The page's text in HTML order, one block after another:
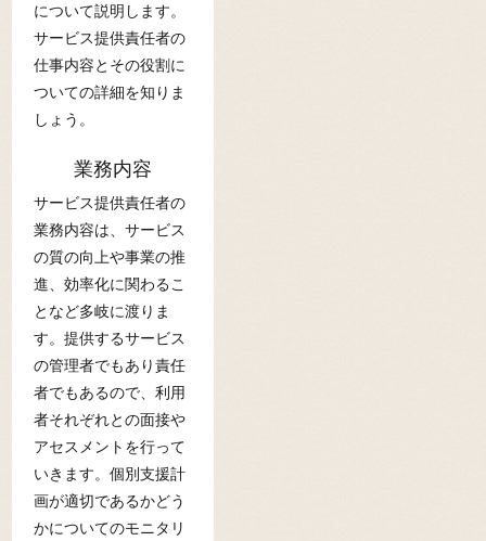
について説明します。
サービス提供責任者の
仕事内容とその役割に
ついての詳細を知りま
しょう。
業務内容
サービス提供責任者の
業務内容は、サービス
の質の向上や事業の推
進、効率化に関わるこ
となど多岐に渡りま
す。提供するサービス
の管理者でもあり責任
者でもあるので、利用
者それぞれとの面接や
アセスメントを行って
いきます。個別支援計
画が適切であるかどう
かについてのモニタリ